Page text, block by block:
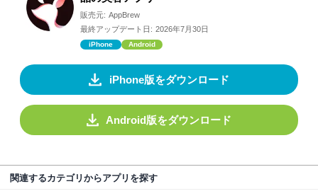
販売元: AppBrew
最終アップデート日: 2026年7月30日
iPhone Android
iPhone版をダウンロード
Android版をダウンロード
関連するカテゴリからアプリを探す